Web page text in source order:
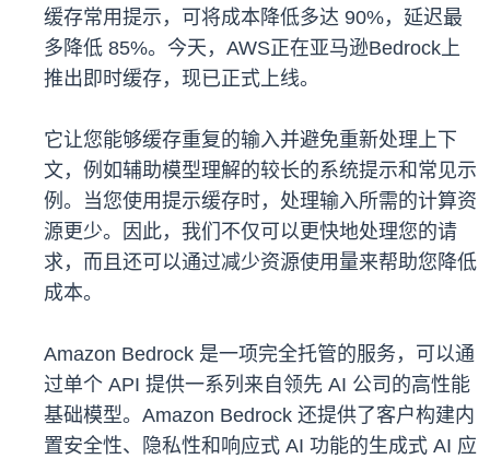
缓存常用提示，可将成本降低多达 90%，延迟最
多降低 85%。今天，AWS正在亚马逊Bedrock上
推出即时缓存，现已正式上线。
它让您能够缓存重复的输入并避免重新处理上下
文，例如辅助模型理解的较长的系统提示和常见示
例。当您使用提示缓存时，处理输入所需的计算资
源更少。因此，我们不仅可以更快地处理您的请
求，而且还可以通过减少资源使用量来帮助您降低
成本。
Amazon Bedrock 是一项完全托管的服务，可以通
过单个 API 提供一系列来自领先 AI 公司的高性能
基础模型。Amazon Bedrock 还提供了客户构建内
置安全性、隐私性和响应式 AI 功能的生成式 AI 应